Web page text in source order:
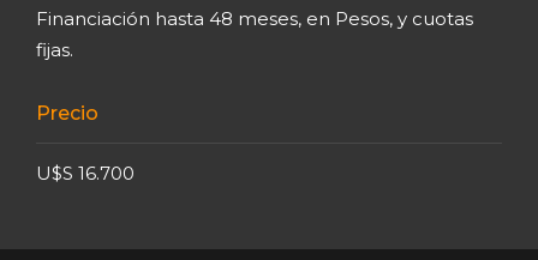
Financiación hasta 48 meses, en Pesos, y cuotas
fijas.
Precio
U$S 16.700